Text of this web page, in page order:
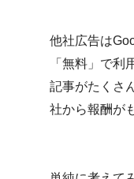
他社広告は
「無料」で利
記事がたくさ
社から報酬が